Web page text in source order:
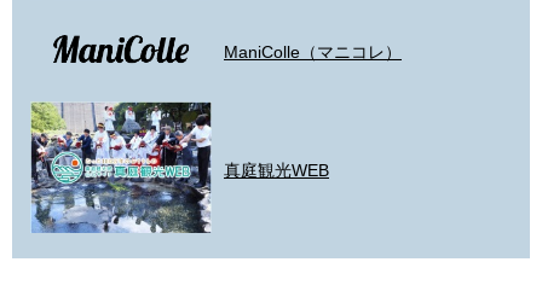
ManiColle（マニコレ）
真庭観光WEB